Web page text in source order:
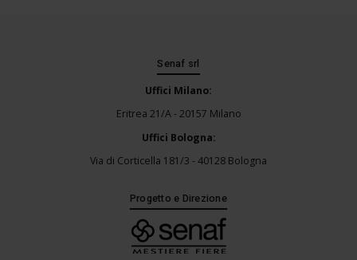
Senaf srl
Uffici Milano:
Eritrea 21/A - 20157 Milano
Uffici Bologna:
Via di Corticella 181/3 - 40128 Bologna
Progetto e Direzione